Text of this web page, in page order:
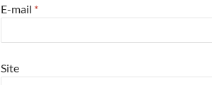
E-mail *
Site